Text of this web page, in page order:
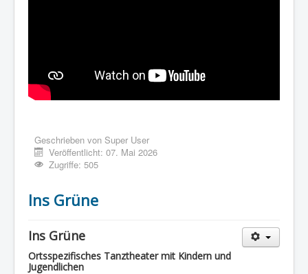
Geschrieben von Super User
Veröffentlicht: 07. Mai 2026
Zugriffe: 505
Ins Grüne
Ins Grüne
Ortsspezifisches Tanztheater mit Kindern und
Jugendlichen